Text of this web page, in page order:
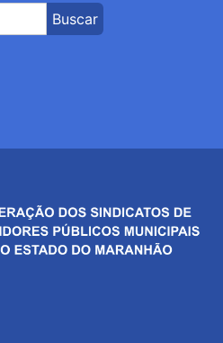
Buscar